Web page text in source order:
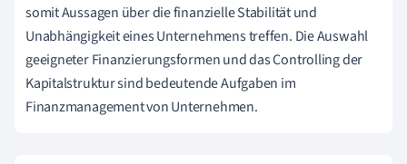
somit Aussagen über die finanzielle Stabilität und
Unabhängigkeit eines Unternehmens treffen. Die Auswahl
geeigneter Finanzierungsformen und das Controlling der
Kapitalstruktur sind bedeutende Aufgaben im
Finanzmanagement von Unternehmen.